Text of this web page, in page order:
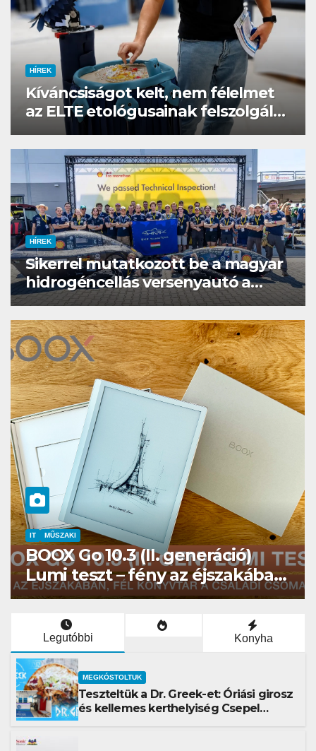
HÍREK
Kíváncsiságot kelt, nem félelmet
az ELTE etológusainak felszolgáló
robotja
HÍREK
Sikerrel mutatkozott be a magyar
hidrogéncellás versenyautó a
Shell Eco-Marathonon
HÍREK
Kíváncsiságot kelt, nem
félelmet az ELTE etológusainak
felszolgáló robotja
Legutóbbi Konyha
MEGKÓSTOLTUK
Teszteltük a Dr. Greek-et: Óriási girosz
és kellemes kerthelyiség Csepel